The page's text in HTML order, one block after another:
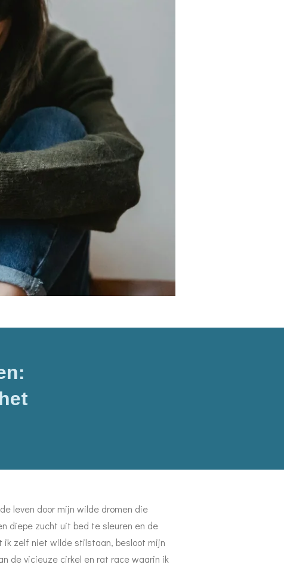
leven door mijn wilde dromen die
diepe zucht uit bed te sleuren en de
zelf niet wilde stilstaan, besloot mijn
de vicieuze cirkel en rat race waarin ik